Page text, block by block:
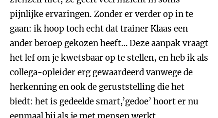
pijnlijke ervaringen. Zonder er verder op in te
gaan: ik hoop toch echt dat trainer Klaas een
ander beroep gekozen heeft… Deze aanpak vraagt
het lef om je kwetsbaar op te stellen, en heb ik als
collega-opleider erg gewaardeerd vanwege de
herkenning en ook de geruststelling die het
biedt: het is gedeelde smart,’gedoe’ hoort er nu